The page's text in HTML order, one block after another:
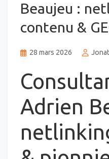
Beaujeu :
contenu &
28 mars 2026
Adrien